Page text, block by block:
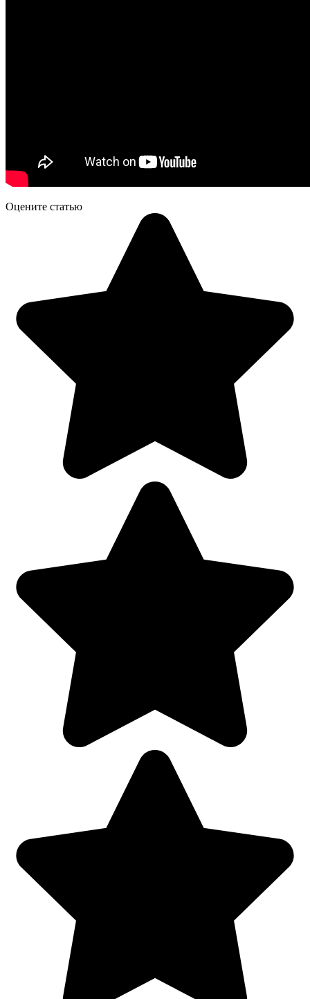
Оцените статью